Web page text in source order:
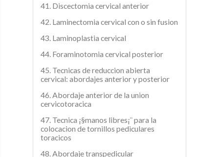
41. Discectomia cervical anterior
42. Laminectomia cervical con o sin fusion
43. Laminoplastia cervical
44. Foraminotomia cervical posterior
45. Tecnicas de reduccion abierta
cervical: abordajes anterior y posterior
46. Abordaje anterior de la union
cervicotoracica
47. Tecnica ¡§manos libres¡¨ para la
colocacion de tornillos pediculares
toracicos
48. Abordaje transpedicular